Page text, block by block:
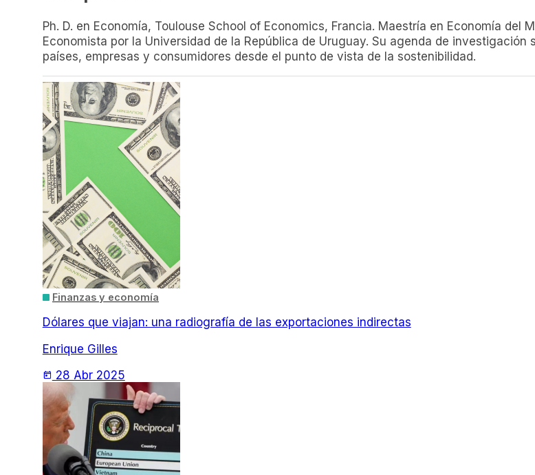
Ph. D. en Economía, Toulouse School of Economics, Francia. Maestría en Economía del
Economista por la Universidad de la República de Uruguay. Su agenda de
países, empresas y consumidores desde el punto de vista de la sostenibilidad.
Finanzas y economía
Dólares que viajan: una radiografía de las exportaciones indirectas
Enrique Gilles
today 28 Abr 2025